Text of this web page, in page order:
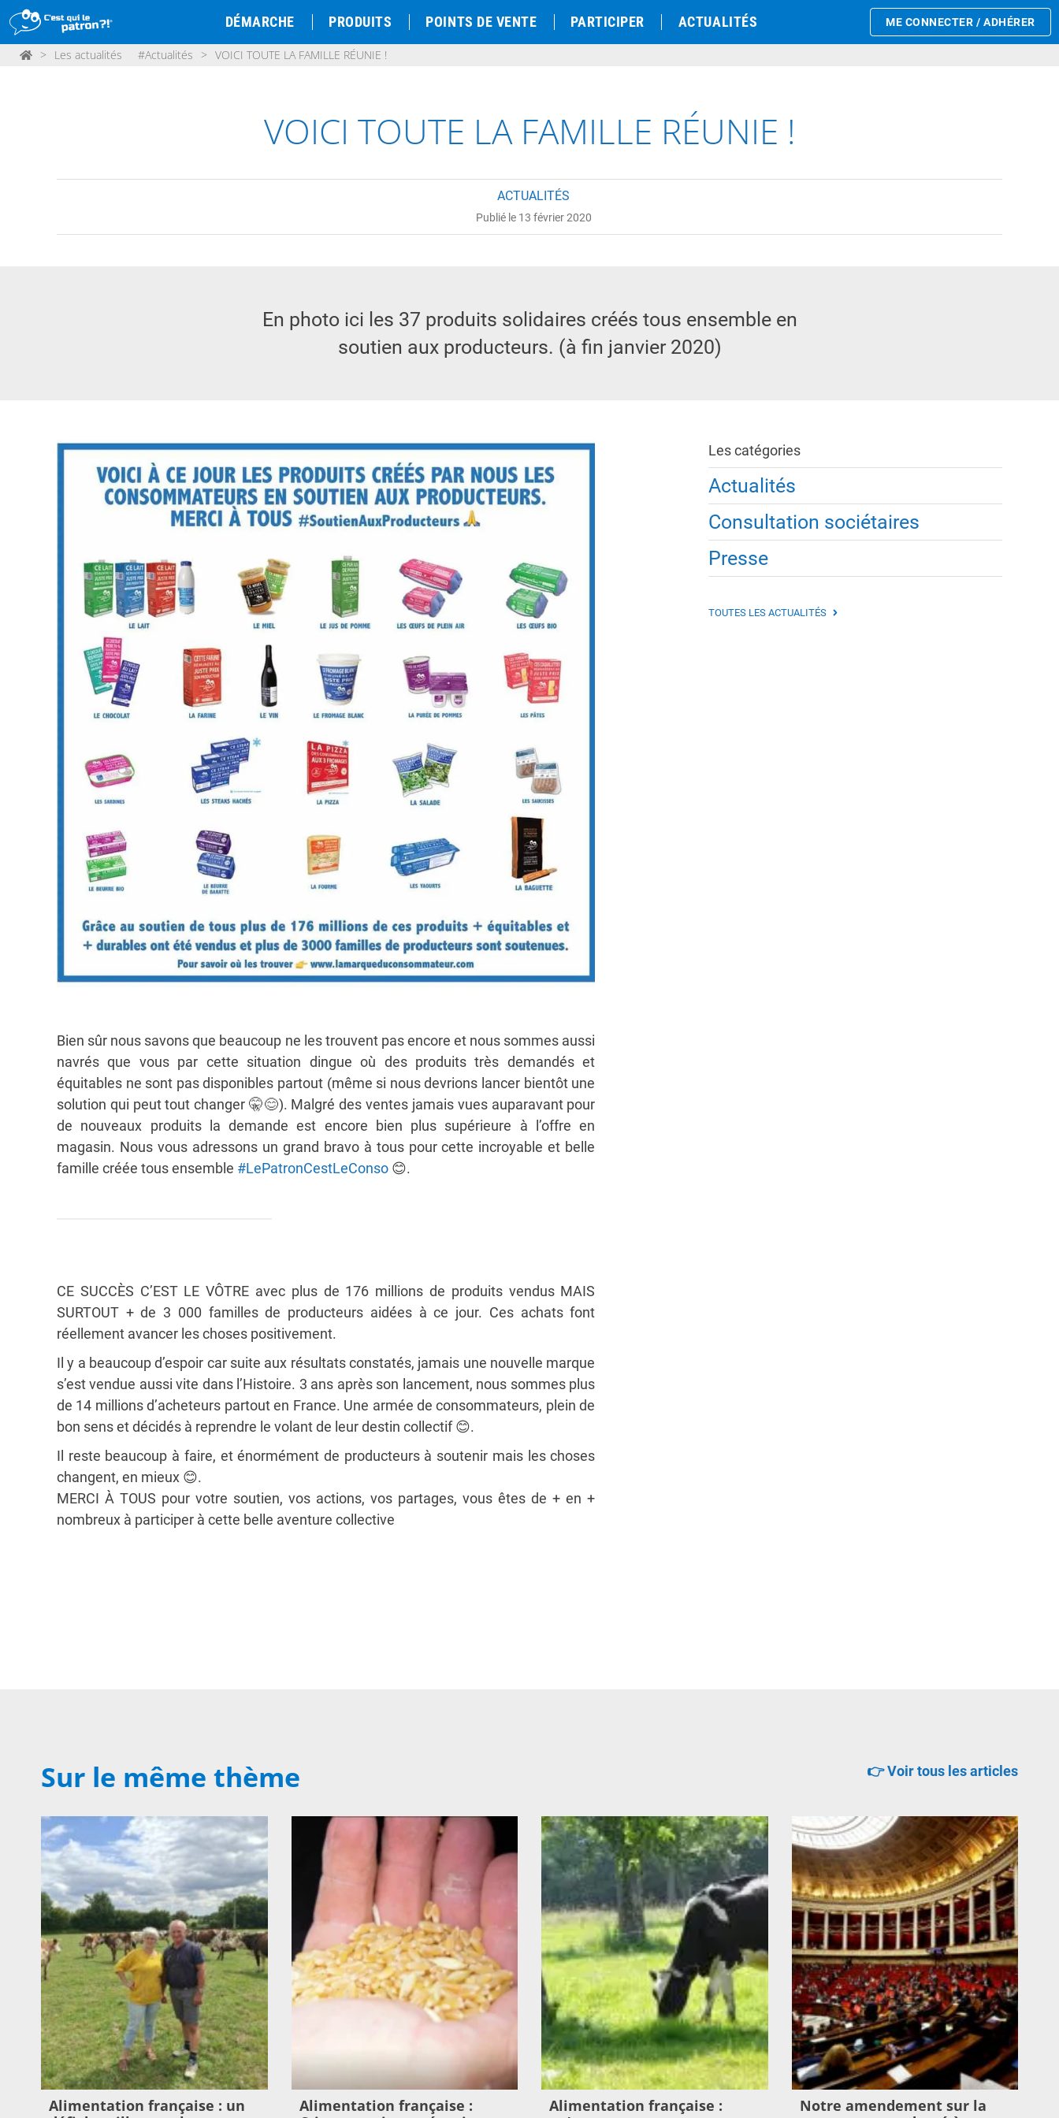
DÉMARCHE PRODUITS POINTS DE VENTE PARTICIPER ACTUALITÉS ME CONNECTER / ADHÉRER
> Les actualités #Actualités > VOICI TOUTE LA FAMILLE RÉUNIE !
VOICI TOUTE LA FAMILLE RÉUNIE !
ACTUALITÉS
Publié le 13 février 2020
En photo ici les 37 produits solidaires créés tous ensemble en
soutien aux producteurs. (à fin janvier 2020)
Bien sûr nous savons que beaucoup ne les trouvent pas encore et nous sommes aussi
navrés que vous par cette situation dingue où des produits très demandés et
équitables ne sont pas disponibles partout (même si nous devrions lancer bientôt une
solution qui peut tout changer🤫😊). Malgré des ventes jamais vues auparavant pour
de nouveaux produits la demande est encore bien plus supérieure à l’offre en
magasin. Nous vous adressons un grand bravo à tous pour cette incroyable et belle
famille créée tous ensemble #LePatronCestLeConso 😊.
CE SUCCÈS C’EST LE VÔTRE avec plus de 176 millions de produits vendus MAIS
SURTOUT + de 3 000 familles de producteurs aidées à ce jour. Ces achats font
réellement avancer les choses positivement.
Il y a beaucoup d’espoir car suite aux résultats constatés, jamais une nouvelle marque
s’est vendue aussi vite dans l’Histoire. 3 ans après son lancement, nous sommes plus
de 14 millions d’acheteurs partout en France. Une armée de consommateurs, plein de
bon sens et décidés à reprendre le volant de leur destin collectif😊.
Il reste beaucoup à faire, et énormément de producteurs à soutenir mais les choses
changent, en mieux 😊.
MERCI À TOUS pour votre soutien, vos actions, vos partages, vous êtes de + en +
nombreux à participer à cette belle aventure collective
Les catégories
Actualités
Consultation sociétaires
Presse
TOUTES LES ACTUALITÉS
Sur le même thème 👉 Voir tous les articles
Alimentation française : un
Alimentation française :
Alimentation française :
Notre amendement sur la